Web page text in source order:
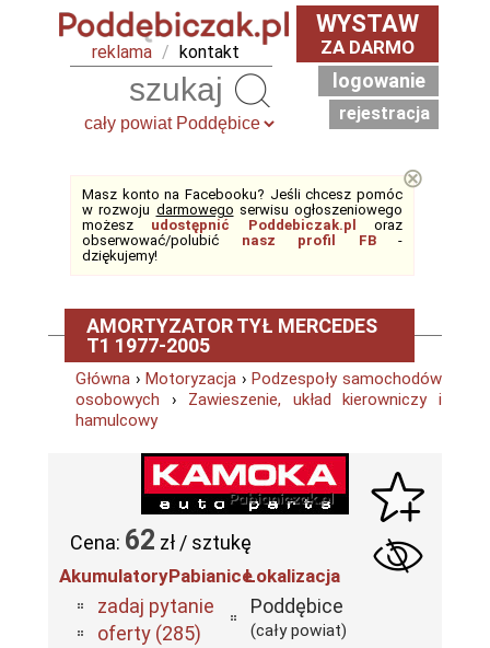
reklama / kontakt
WYSTAW
ZA DARMO
logowanie
rejestracja
Masz konto na Facebooku? Jeśli chcesz pomóc
w rozwoju darmowego serwisu ogłoszeniowego
możesz udostępnić Poddebiczak.pl
oraz
obserwować/polubić nasz profil FB-
dziękujemy!
⊗
AMORTYZATOR TYŁ MERCEDES
T1 1977-2005
Główna ›Motoryzacja ›Podzespoły samochodów
osobowych › Zawieszenie, układ kierowniczy i
hamulcowy
Cena: 62 zł / sztukę
AkumulatoryPabianice
zadaj pytanie
oferty (285)
Lokalizacja
Poddębice
(cały powiat)